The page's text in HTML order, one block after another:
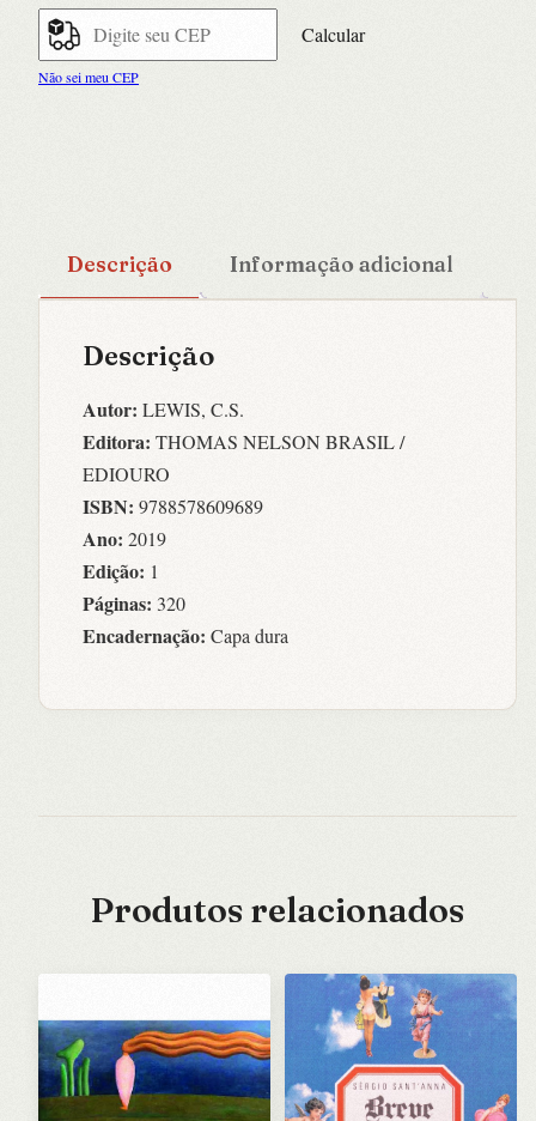
Calcular
Não sei meu CEP
Descrição Informação adicional
Descrição
Autor: LEWIS, C.S.
Editora: THOMAS NELSON BRASIL /
EDIOURO
ISBN: 9788578609689
Ano: 2019
Edição: 1
Páginas: 320
Encadernação: Capa dura
Produtos relacionados